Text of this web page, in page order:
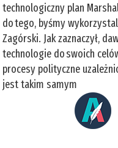
technologiczny plan
do tego, byśmy
Zagórski. Jak zaznaczył,
technologie do swoich
procesy polityczne
jest takim samym